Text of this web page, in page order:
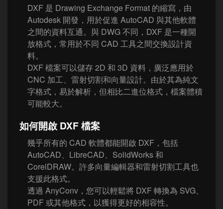
DXF 是 Drawing Exchange Format 的縮寫，由
Autodesk 開發，用於促進 AutoCAD 與其他軟體
之間的資料互通。與 DWG 不同，DXF 是一種開
放格式，常用於不同 CAD 工具之間交換設計資
料。
DXF 檔案可以儲存 2D 和 3D 資料，廣泛應用於
CNC 加工、雷射切割和向量設計。由於其為純文
字格式，易於解析，但相比二進位格式，檔案體積
可能較大。
如何開啟 DXF 檔案
幾乎所有的 CAD 軟體都能開啟 DXF，包括
AutoCAD、LibreCAD、SolidWorks 和
CorelDRAW。許多向量編輯器和雷射切割工具也
支援此格式。
透過 AnyConv，您可以輕鬆將 DXF 轉換為 SVG、
PDF 或其他格式，以獲得更好的相容性。